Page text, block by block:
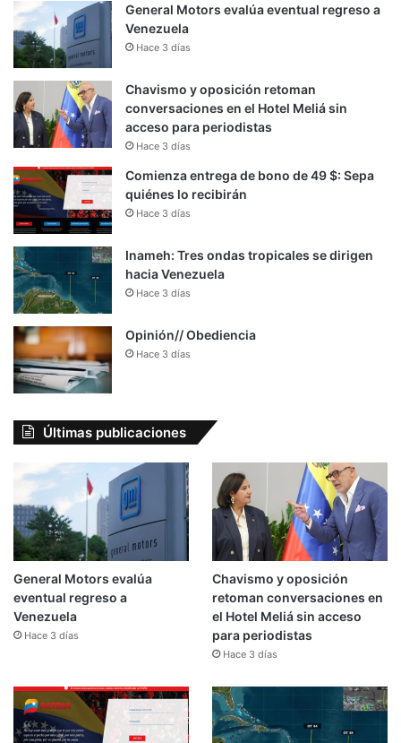
General Motors evalúa eventual regreso a
Venezuela
Hace 3 días
Chavismo y oposición retoman
conversaciones en el Hotel Meliá sin
acceso para periodistas
Hace 3 días
Comienza entrega de bono de 49 $: Sepa
quiénes lo recibirán
Hace 3 días
Inameh: Tres ondas tropicales se dirigen
hacia Venezuela
Hace 3 días
Opinión// Obediencia
Hace 3 días
Últimas publicaciones
General Motors evalúa
eventual regreso a
Venezuela
Hace 3 días
Chavismo y oposición
retoman conversaciones en
el Hotel Meliá sin acceso
para periodistas
Hace 3 días